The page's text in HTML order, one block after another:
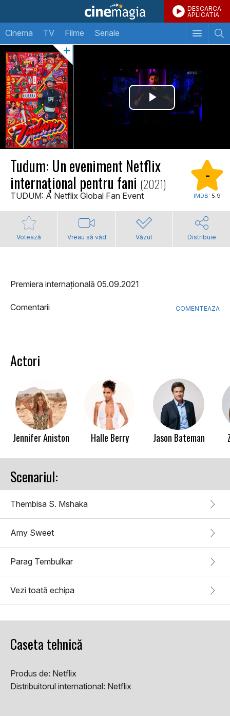
DESCARCA
APLICATIA
Cinema TV Filme Seriale
Tudum: Un eveniment Netflix
internațional pentru fani (2021)
TUDUM: A Netflix Global Fan Event
-
IMDB: 5.9
Votează Vreau să văd Văzut Distribuie
Premiera internațională 05.09.2021
Comentarii COMENTEAZA
Actori
Jennifer Aniston Halle Berry Jason Bateman
Scenariul:
Thembisa S. Mshaka
Amy Sweet
Parag Tembulkar
Vezi toată echipa
Caseta tehnică
Produs de: Netflix
Distribuitorul international: Netflix